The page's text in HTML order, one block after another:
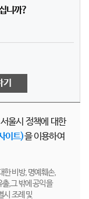
니까?
울시 정책에 대한
이트)을 이용하여
한 비방, 명예훼손,
,그 밖에 공익을
시 조례 및